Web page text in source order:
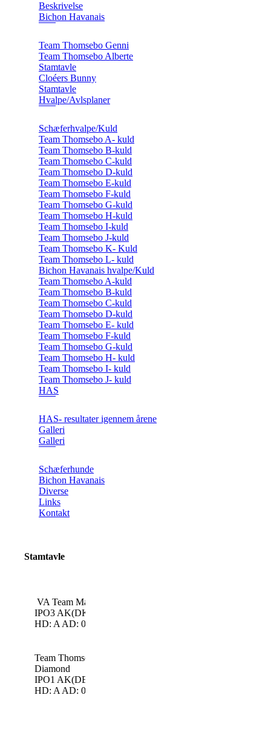
Beskrivelse
Bichon Havanais
Team Thomsebo Genni
Team Thomsebo Alberte
Stamtavle
Cloéers Bunny
Stamtavle
Hvalpe/Avlsplaner
Schæferhvalpe/Kuld
Team Thomsebo A- kuld
Team Thomsebo B-kuld
Team Thomsebo C-kuld
Team Thomsebo D-kuld
Team Thomsebo E-kuld
Team Thomsebo F-kuld
Team Thomsebo G-kuld
Team Thomsebo H-kuld
Team Thomsebo I-kuld
Team Thomsebo J-kuld
Team Thomsebo K- Kuld
Team Thomsebo L- kuld
Bichon Havanais hvalpe/Kuld
Team Thomsebo A-kuld
Team Thomsebo B-kuld
Team Thomsebo C-kuld
Team Thomsebo D-kuld
Team Thomsebo E- kuld
Team Thomsebo F-kuld
Team Thomsebo G-kuld
Team Thomsebo H- kuld
Team Thomsebo I- kuld
Team Thomsebo J- kuld
HAS
HAS- resultater igennem årene
Galleri
Galleri
Schæferhunde
Bichon Havanais
Diverse
Links
Kontakt
Stamtavle
VA Team Marlboro Uno
IPO3 AK(DK)
HD: A AD: 0
Team Thomsebo
Diamond
IPO1 AK(DE)
HD: A AD: 0